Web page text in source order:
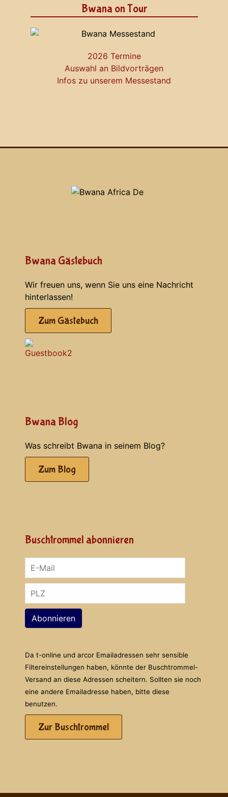
Bwana on Tour
2026 Termine
Auswahl an Bildvorträgen
Infos zu unserem Messestand
Bwana Gästebuch
Wir freuen uns, wenn Sie uns eine Nachricht
hinterlassen!
Zum Gästebuch
Bwana Blog
Was schreibt Bwana in seinem Blog?
Zum Blog
Buschtrommel abonnieren
Abonnieren
Da t-online und arcor Emailadressen sehr sensible
Filtereinstellungen haben, könnte der Buschtrommel-
Versand an diese Adressen scheitern. Sollten sie noch
eine andere Emailadresse haben, bitte diese
benutzen.
Zur Buschtrommel